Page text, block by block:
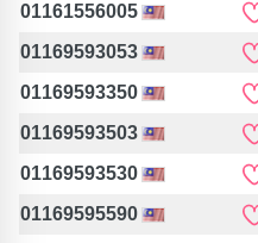
生日分類
01161556005
01169593053
01169593350
01169593503
01169593530
01169595590